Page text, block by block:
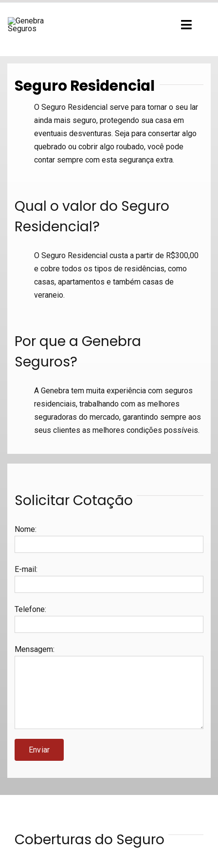
para
Seguro Residencial
O Seguro Residencial serve para tornar o seu lar
ainda mais seguro, protegendo sua casa em
eventuais desventuras. Seja para consertar algo
quebrado ou cobrir algo roubado, você pode
contar sempre com esta segurança extra.
Qual o valor do Seguro
Residencial?
O Seguro Residencial custa a partir de R$300,00
e cobre todos os tipos de residências, como
casas, apartamentos e também casas de
veraneio.
Por que a Genebra
Seguros?
A Genebra tem muita experiência com seguros
residenciais, trabalhando com as melhores
seguradoras do mercado, garantindo sempre aos
seus clientes as melhores condições possíveis.
Solicitar Cotação
Nome:
E-mail :
Telefone:
Mensagem:
Coberturas do Seguro